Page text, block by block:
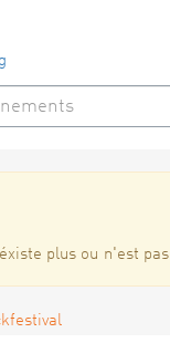
plus ou n'est